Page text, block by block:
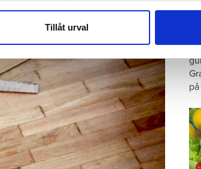
även sådana identifierare och
som vi samarbetar med. Dessa kan i
Tillåt urval